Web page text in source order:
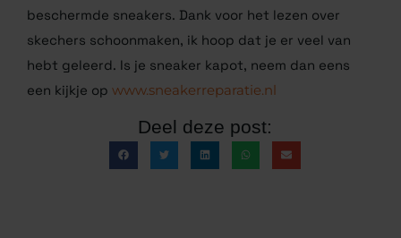
beschermde sneakers. Dank voor het lezen over
skechers schoonmaken, ik hoop dat je er veel van
hebt geleerd. Is je sneaker kapot, neem dan eens
een kijkje op www.sneakerreparatie.nl
Deel deze post: